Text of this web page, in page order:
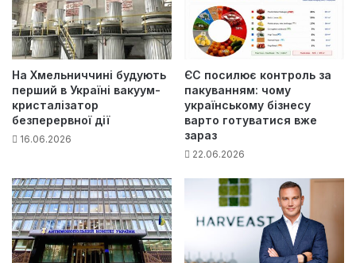
На Хмельниччині будують
перший в Україні вакуум-
кристалізатор
безперервної дії
16.06.2026
ЄС посилює контроль за
пакуванням: чому
українському бізнесу
варто готуватися вже
зараз
22.06.2026